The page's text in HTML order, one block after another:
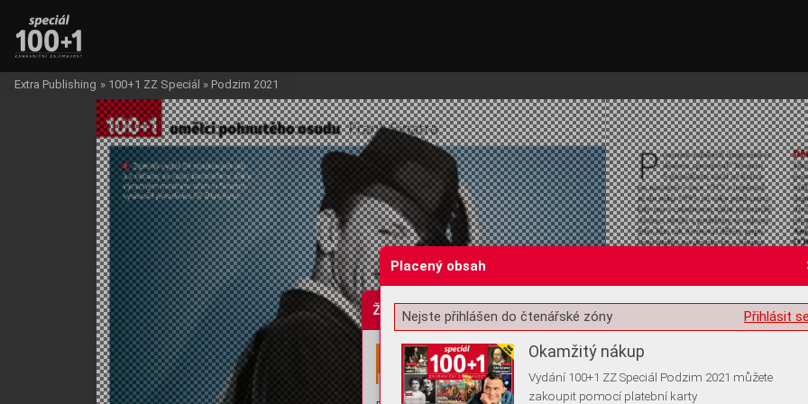
Žádost o souhlas s ukládáním volitelných informací
Extra Publishing » 100+1 ZZ Speciál » Podzim 2021
Placený obsah
Přihlásit
Nejste přihlášen do čtenářské zóny
Okamžitý nákup
Vydání 100+1 ZZ Speciál Podzim 2021 můžete
zakoupit pomocí platební karty